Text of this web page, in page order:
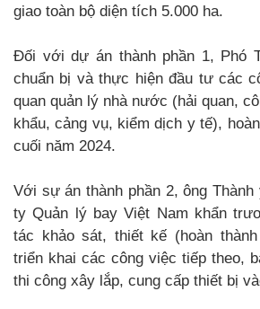
giao toàn bộ diện tích 5.000 ha.
Đối với dự án thành phần 1, Phó
chuẩn bị và thực hiện đầu tư các
quan quản lý nhà nước (hải quan,
khẩu, cảng vụ, kiểm dịch y tế),
cuối năm 2024.
Với sự án thành phần 2, ông Thành
ty Quản lý bay Việt Nam khẩn
tác khảo sát, thiết kế (hoàn
triển khai các công việc tiếp theo,
thi công xây lắp, cung cấp thiết bị